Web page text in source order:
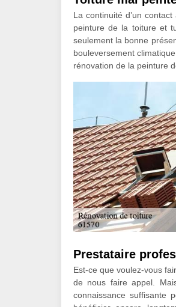
La continuité d’un
peinture de la toiture et
seulement la bonne
bouleversement
rénovation de la peinture
Prestataire
Est-ce que voulez-vous
de nous faire appel.
connaissance suffisante